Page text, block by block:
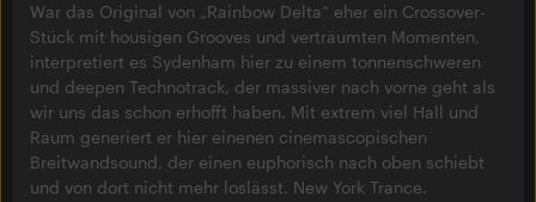
War das Original von „Rainbow Delta“ eher ein Crossover-
Stück mit housigen Grooves und verträumten Momenten,
interpretiert es Sydenham hier zu einem tonnenschweren
und deepen Technotrack, der massiver nach vorne geht als
wir uns das schon erhofft haben. Mit extrem viel Hall und
Raum generiert er hier einenen cinemascopischen
Breitwandsound, der einen euphorisch nach oben schiebt
und von dort nicht mehr loslässt. New York Trance.